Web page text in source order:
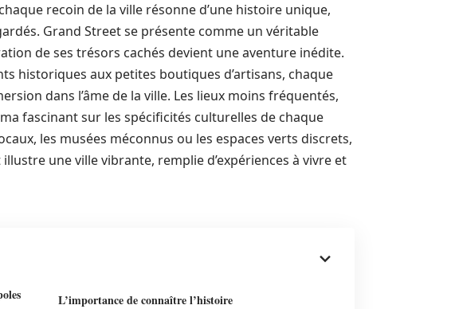
recoin de la ville résonne d’une histoire unique,
Grand Street se présente comme un véritable
de ses trésors cachés devient une aventure inédite.
historiques aux petites boutiques d’artisans, chaque
dans l’âme de la ville. Les lieux moins fréquentés,
fascinant sur les spécificités culturelles de chaque
les musées méconnus ou les espaces verts discrets,
une ville vibrante, remplie d’expériences à vivre et
L’importance de connaître l’histoire